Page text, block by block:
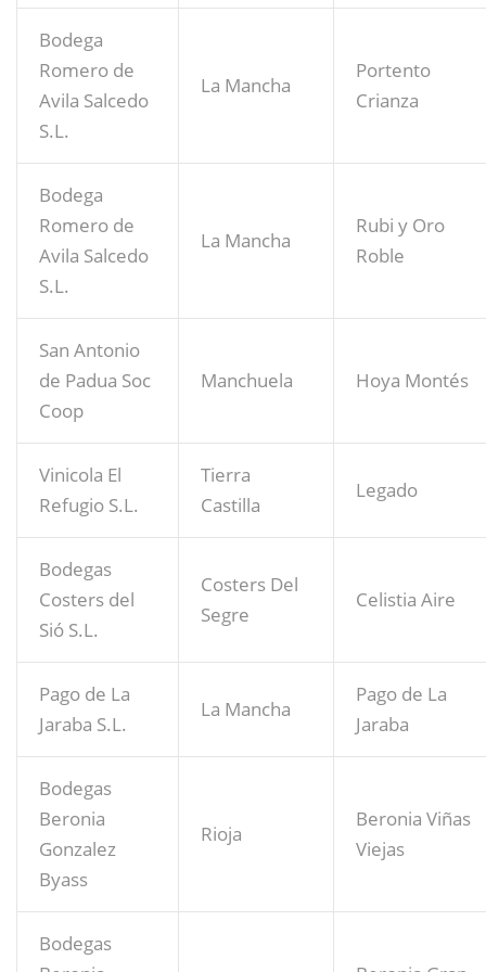
Bodega
Romero de
Avila Salcedo
S.L.
La Mancha
Portento
Crianza
Bodega
Romero de
Avila Salcedo
S.L.
La Mancha
Rubi y Oro
Roble
San Antonio
de Padua Soc
Coop
Manchuela Hoya Montés
Vinicola El
Refugio S.L.
Tierra
Castilla
Legado
Bodegas
Costers del
Sió S.L.
Costers Del
Segre
Celistia Aire
Pago de La
Jaraba S.L.
La Mancha
Pago de La
Jaraba
Bodegas
Beronia
Gonzalez
Byass
Rioja
Beronia Viñas
Viejas
Bodegas